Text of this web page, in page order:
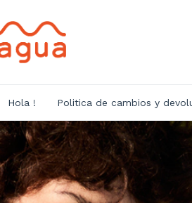
Hola ! Politica de cambios y